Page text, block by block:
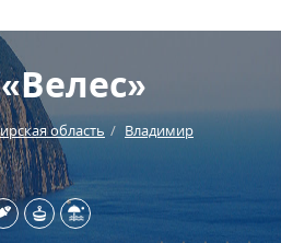
область
Владимир